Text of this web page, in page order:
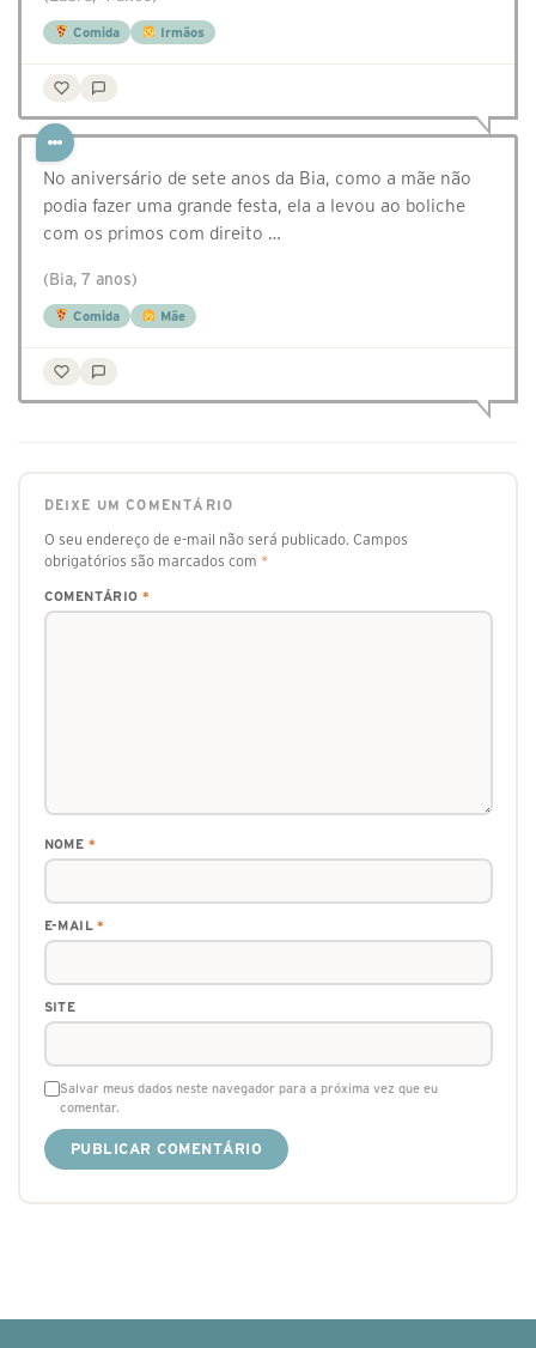
Comida Irmãos
No aniversário de sete anos da Bia, como a mãe não
podia fazer uma grande festa, ela a levou ao boliche
com os primos com direito …
(Bia, 7 anos)
Comida Mãe
DEIXE UM COMENTÁRIO
O seu endereço de e-mail não será publicado. Campos
obrigatórios são marcados com *
COMENTÁRIO *
NOME *
E-MAIL*
SITE
Salvar meus dados neste navegador para a próxima vez que eu
comentar.